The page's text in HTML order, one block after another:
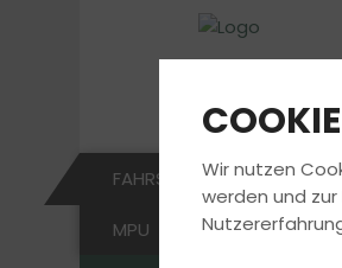
FAHRSCHULE
MPU
Wir nutzen
werden und